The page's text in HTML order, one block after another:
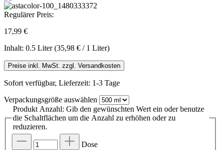
Regulärer Preis:
17,99 €
Inhalt: 0.5 Liter(35,98 € / 1 Liter)
Preise inkl. MwSt. zzgl. Versandkosten
Sofort verfügbar, Lieferzeit: 1-3 Tage
Verpackungsgröße auswählen
Produkt Anzahl: Gib den gewünschten Wert ein oder benutze
die Schaltflächen um die Anzahl zu erhöhen oder zu
reduzieren.
Dose